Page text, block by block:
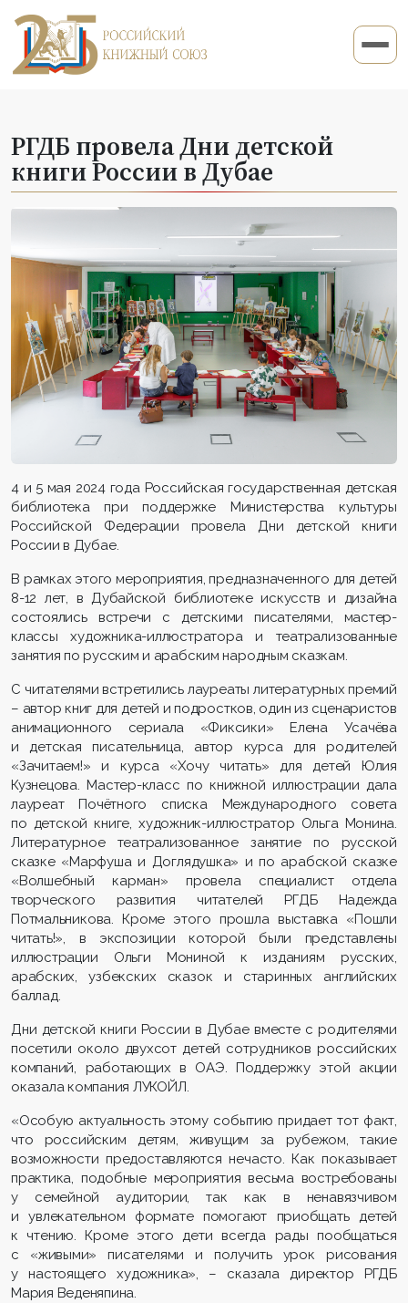
РГДБ провела Дни детской
книги России в Дубае
4 и 5 мая 2024 года Российская государственная детская
библиотека при поддержке Министерства культуры
Российской Федерации провела Дни детской книги
России в Дубае.
В рамках этого мероприятия, предназначенного для детей
8-12 лет, в Дубайской библиотеке искусств и дизайна
состоялись встречи с детскими писателями, мастер-
классы художника-иллюстратора и театрализованные
занятия по русским и арабским народным сказкам.
С читателями встретились лауреаты литературных премий
– автор книг для детей и подростков, один из сценаристов
анимационного сериала «Фиксики» Елена Усачёва
и детская писательница, автор курса для родителей
«Зачитаем!» и курса «Хочу читать» для детей Юлия
Кузнецова. Мастер-класс по книжной иллюстрации дала
лауреат Почётного списка Международного совета
по детской книге, художник-иллюстратор Ольга Монина.
Литературное театрализованное занятие по русской
сказке «Марфуша и Доглядушка» и по арабской сказке
«Волшебный карман» провела специалист отдела
творческого развития читателей РГДБ Надежда
Потмальникова. Кроме этого прошла выставка «Пошли
читать!», в экспозиции которой были представлены
иллюстрации Ольги Мониной к изданиям русских,
арабских, узбекских сказок и старинных английских
баллад.
Дни детской книги России в Дубае вместе с родителями
посетили около двухсот детей сотрудников российских
компаний, работающих в ОАЭ. Поддержку этой акции
оказала компания ЛУКОЙЛ.
«Особую актуальность этому событию придает тот факт,
что российским детям, живущим за рубежом, такие
возможности предоставляются нечасто. Как показывает
практика, подобные мероприятия весьма востребованы
у семейной аудитории, так как в ненавязчивом
и увлекательном формате помогают приобщать детей
к чтению. Кроме этого дети всегда рады пообщаться
с «живыми» писателями и получить урок рисования
у настоящего художника», – сказала директор РГДБ
Мария Веденяпина.